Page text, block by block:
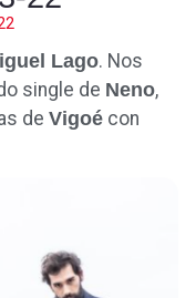
Lago. Nos
single de Neno,
de Vigoé con